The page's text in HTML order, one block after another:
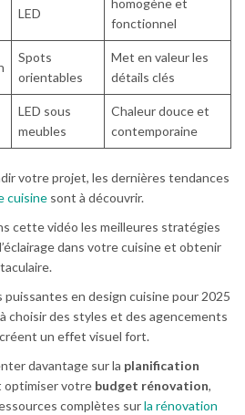
LED
homogène et
fonctionnel
Spots
orientables
Met en valeur les
détails clés
LED sous
meubles
Chaleur douce et
contemporaine
votre projet, les dernières tendances
cuisine sont à découvrir.
cette vidéo les meilleures stratégies
dans votre cuisine et obtenir
puissantes en design cuisine pour 2025
choisir des styles et des agencements
un effet visuel fort.
davantage sur la planification
optimiser votre budget rénovation,
complètes surla rénovation